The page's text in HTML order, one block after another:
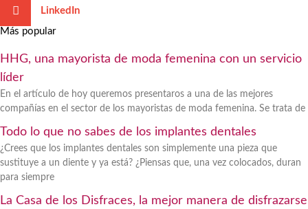
LinkedIn
Más popular
HHG, una mayorista de moda femenina con un servicio
líder
En el artículo de hoy queremos presentaros a una de las mejores
compañías en el sector de los mayoristas de moda femenina. Se trata de
Todo lo que no sabes de los implantes dentales
¿Crees que los implantes dentales son simplemente una pieza que
sustituye a un diente y ya está? ¿Piensas que, una vez colocados, duran
para siempre
La Casa de los Disfraces, la mejor manera de disfrazarse